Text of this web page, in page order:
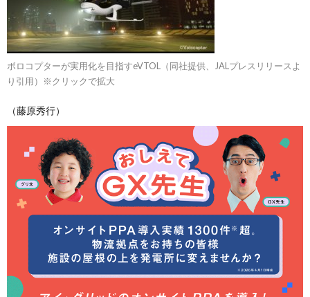
ボロコプターが実用化を目指すeVTOL（同社提供、JALプレスリリースよ
り引用）※クリックで拡大
（藤原秀行）